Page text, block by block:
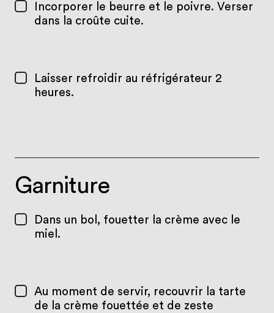
Incorporer le beurre et le poivre. Verser
dans la croûte cuite.
Laisser refroidir au réfrigérateur 2
heures.
Garniture
Dans un bol, fouetter la crème avec le
miel.
Au moment de servir, recouvrir la tarte
de la crème fouettée et de zeste